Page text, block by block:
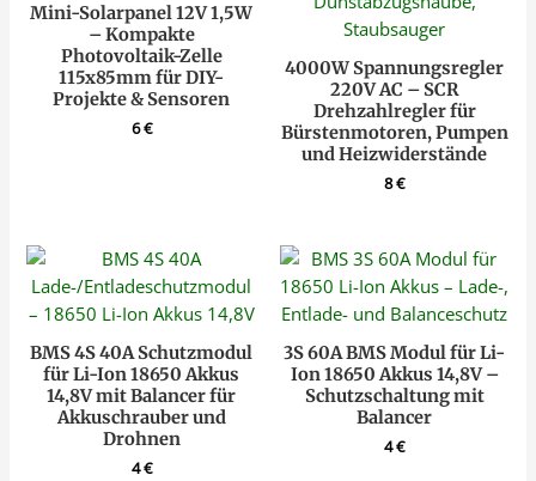
Mini-Solarpanel 12V 1,5W
– Kompakte
Photovoltaik-Zelle
115x85mm für DIY-
Projekte & Sensoren
6€
4000W Spannungsregler
220V AC – SCR
Drehzahlregler für
Bürstenmotoren, Pumpen
und Heizwiderstände
8€
BMS 4S 40A Schutzmodul
für Li-Ion 18650 Akkus
14,8V mit Balancer für
Akkuschrauber und
Drohnen
4€
3S 60A BMS Modul für Li-
Ion 18650 Akkus 14,8V –
Schutzschaltung mit
Balancer
4€